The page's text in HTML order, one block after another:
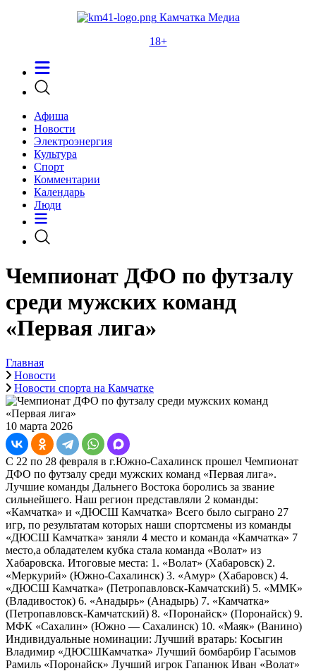
Камчатка Медиа
18+
Афиша
Новости
Электроэнергия
Культура
Спорт
Комментарии
Календарь
Люди
Чемпионат ДФО по футзалу
среди мужских команд
«Первая лига»
Главная
Новости
Новости спорта на Камчатке
10 марта 2026
С 22 по 28 февраля в г.Южно-Сахалинск прошел Чемпионат
ДФО по футзалу среди мужских команд «Первая лига».
Лучшие команды Дальнего Востока боролись за звание
сильнейшего. Наш регион представляли 2 команды:
«Камчатка» и «ДЮСШ Камчатка» Всего было сыграно 27
игр, по результатам которых наши спортсмены из команды
«ДЮСШ Камчатка» заняли 4 место и команда «Камчатка» 7
место,а обладателем кубка стала команда «Волат» из
Хабаровска. Итоговые места: 1. «Волат» (Хабаровск) 2.
«Меркурий» (Южно-Сахалинск) 3. «Амур» (Хабаровск) 4.
«ДЮСШ Камчатка» (Петропавловск-Камчатский) 5. «ММК»
(Владивосток) 6. «Анадырь» (Анадырь) 7. «Камчатка»
(Петропавловск-Камчатский) 8. «Поронайск» (Поронайск) 9.
МФК «Сахалин» (Южно — Сахалинск) 10. «Маяк» (Ванино)
Индивидуальные номинации: Лучший вратарь: Косыгин
Владимир «ДЮСШКамчатка» Лучший бомбарбир Гасымов
Рамиль «Поронайск» Лучший игрок Гапанюк Иван «Волат»